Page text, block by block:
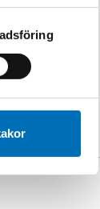
de tjänster
dem